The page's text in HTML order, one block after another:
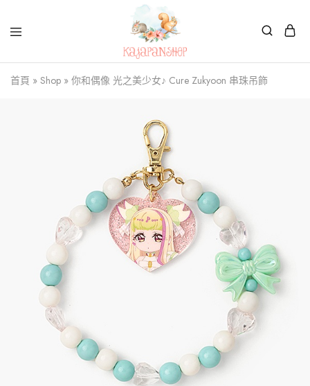
Kajapanshop
日
韓
首頁 » Shop » 你和偶像 光之美少女♪ Cure Zukyoon 串珠吊飾